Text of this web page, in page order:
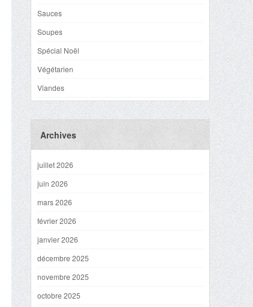
Sauces
Soupes
Spécial Noël
Végétarien
Viandes
Archives
juillet 2026
juin 2026
mars 2026
février 2026
janvier 2026
décembre 2025
novembre 2025
octobre 2025